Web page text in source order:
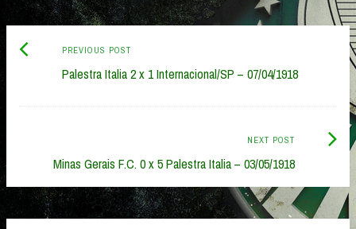
Post
navigation
PREVIOUS POSTPrevious
post:
Palestra Italia 2 x 1 Internacional/SP – 07/04/1918
NEXT POST
Minas Gerais F.C. 0 x 5 Palestra Italia – 03/05/1918
Next